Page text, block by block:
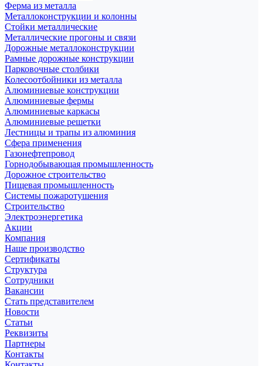
Ферма из металла
Металлоконструкции и колонны
Стойки металлические
Металлические прогоны и связи
Дорожные металлоконструкции
Рамные дорожные конструкции
Парковочные столбики
Колесоотбойники из металла
Алюминиевые конструкции
Алюминиевые фермы
Алюминиевые каркасы
Алюминиевые решетки
Лестницы и трапы из алюминия
Сфера применения
Газонефтепровод
Горнодобывающая промышленность
Дорожное строительство
Пищевая промышленность
Системы пожаротушения
Строительство
Электроэнергетика
Акции
Компания
Наше производство
Сертификаты
Структура
Сотрудники
Вакансии
Стать представителем
Новости
Статьи
Реквизиты
Партнеры
Контакты